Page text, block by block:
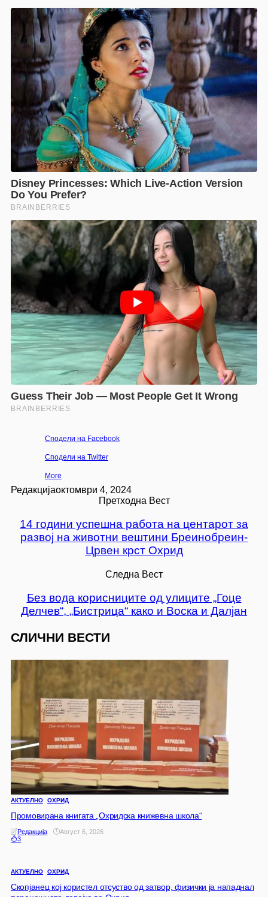
Сподели на Facebook
Сподели на Twitter
More
Редакцијаоктомври 4, 2024
Претходна Вест
14 години успешна работа на центарот за
развој на животни вештини Бреинобреин-
Црвен крст Охрид
Следна Вест
Без вода корисниците од улиците „Гоце
Делчев“, „Бистрица“ како и Воска и Далјан
СЛИЧНИ ВЕСТИ
АКТУЕЛНО ОХРИД
Промовирана книгата „Охридска книжевна школа“
Редакција
Август 6, 2026
3
АКТУЕЛНО ОХРИД
Скопјанец кој користел отсуство од затвор, физички ја нападнал